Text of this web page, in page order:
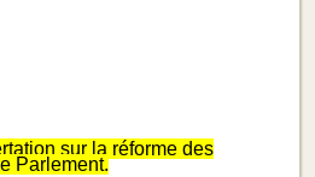
sur la réforme des
Parlement.